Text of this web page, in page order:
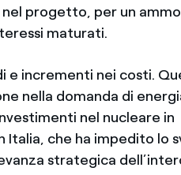
nel progetto, per un
maturati.
e incrementi nei costi.
nella domanda di
nel nucleare in
Italia, che ha impedito lo
strategica